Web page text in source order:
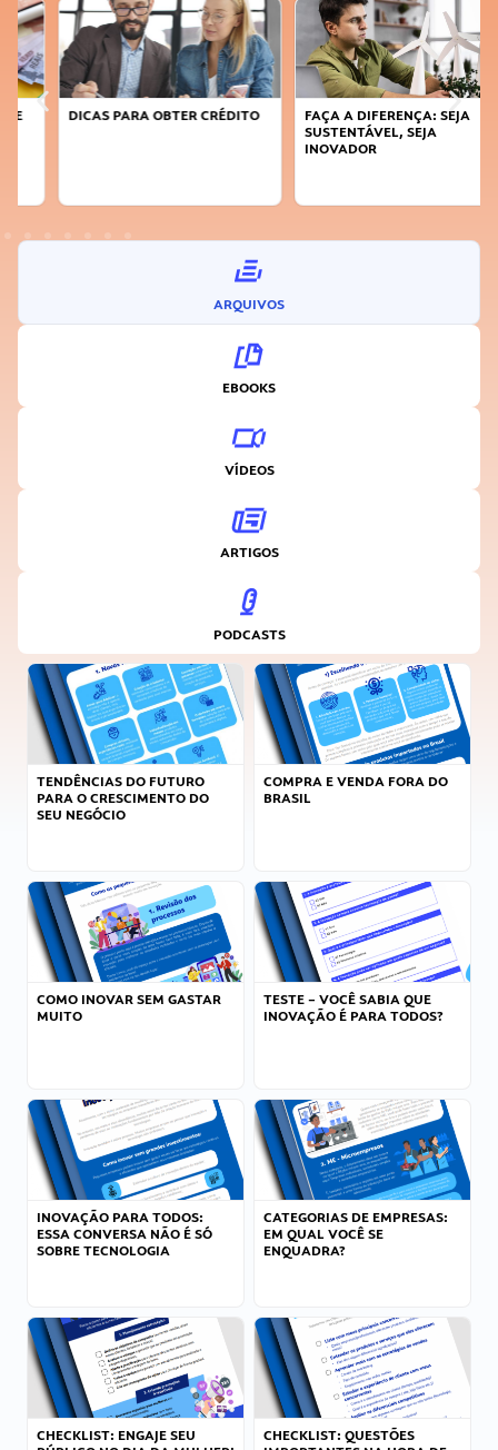
DICAS PARA OBTER CRÉDITO
FAÇA A DIFERENÇA: SEJA
SUSTENTÁVEL, SEJA
INOVADOR
ARQUIVOS
EBOOKS
VÍDEOS
ARTIGOS
PODCASTS
TENDÊNCIAS DO FUTURO
PARA O CRESCIMENTO DO
SEU NEGÓCIO
COMPRA E VENDA FORA DO
BRASIL
COMO INOVAR SEM GASTAR
MUITO
TESTE – VOCÊ SABIA QUE
INOVAÇÃO É PARA TODOS?
INOVAÇÃO PARA TODOS:
ESSA CONVERSA NÃO É SÓ
SOBRE TECNOLOGIA
CATEGORIAS DE EMPRESAS:
EM QUAL VOCÊ SE
ENQUADRA?
CHECKLIST: ENGAJE SEU
CHECKLIST: QUESTÕES